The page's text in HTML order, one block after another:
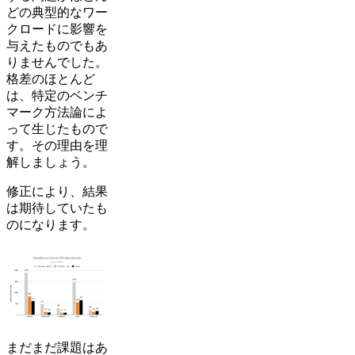
どの典型的なワー
クロードに影響を
与えたものでもあ
りませんでした。
格差のほとんど
は、特定のベンチ
マーク方法論によ
って生じたもので
す。その理由を理
解しましょう。
修正により、結果
は期待していたも
のになります。
まだまだ課題はあ